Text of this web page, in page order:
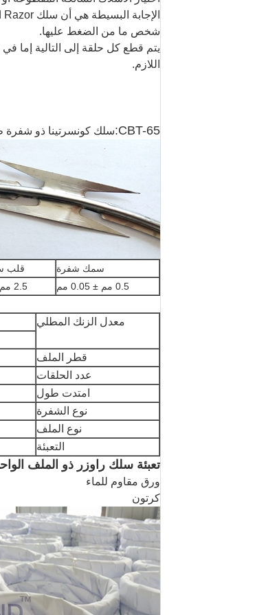
شخص ما من الضغط عليها.
اللازم.
CBT-65: سلك كونسرتينا ذو شفرة
سمك شفرة قلب
0.5 مم ± 0.05 مم
2.5 مم ± 0.1 مم
معدل الزنك المطلي
قطر الملف
عدد الحلقات
امتدت طول
نوع الشفرة
نوع الملف
التعبئة
تعبئة سلك راوزر ذو الملف
ورق مقاوم للماء
كرتون